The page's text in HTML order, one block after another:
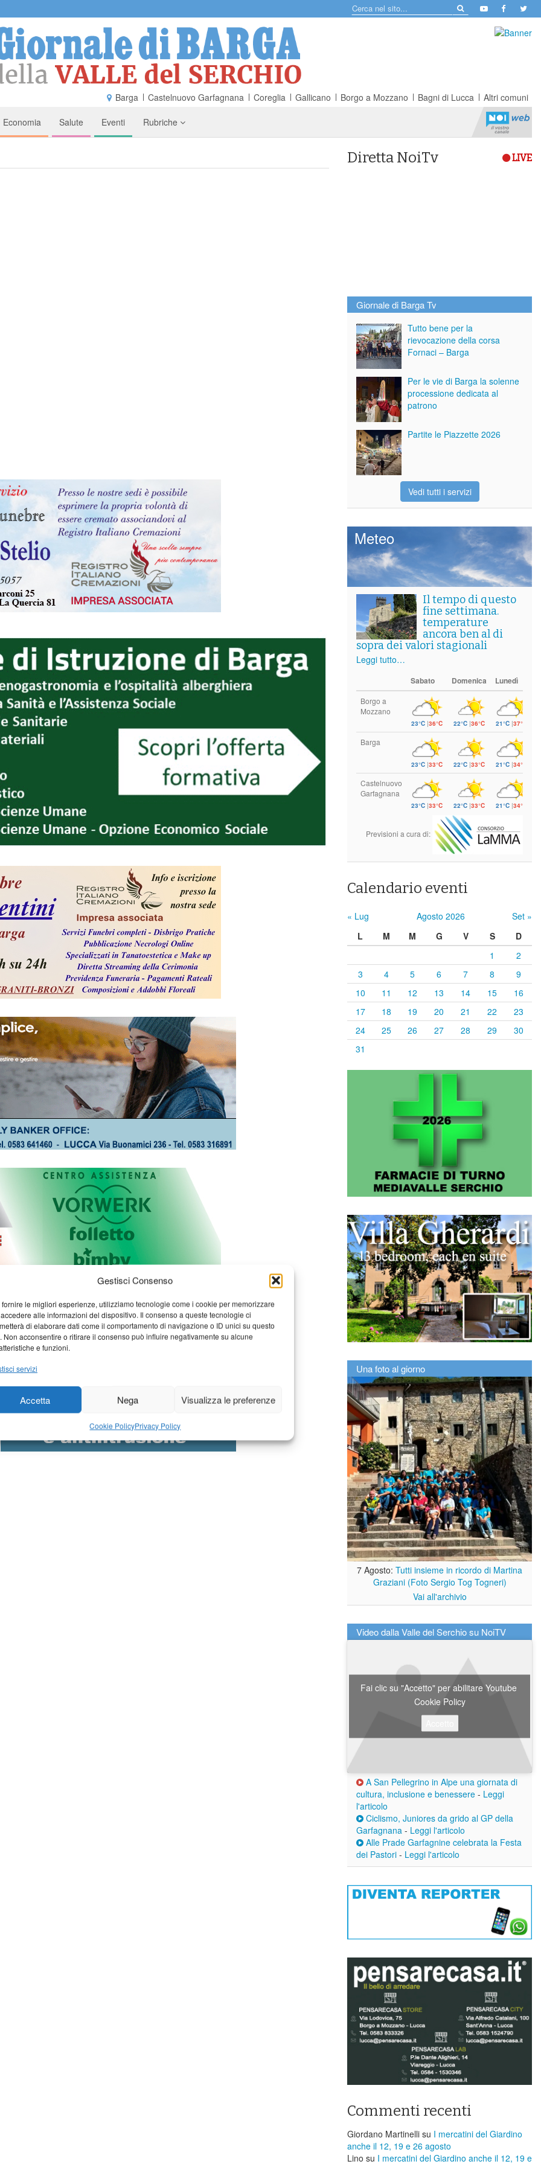
Gestisci Consenso
fornire le migliori esperienze, utilizziamo tecnologie come i cookie per memorizzare
alle informazioni del dispositivo. Il consenso a queste tecnologie ci
di elaborare dati come il comportamento di navigazione o ID unici su questo
Non acconsentire o ritirare il consenso può influire negativamente su alcune
e funzioni.
servizi
Accetta Nega Visualizza le preferenze
Cookie PolicyPrivacy Policy
Barga Castelnuovo Garfagnana Coreglia Gallicano Borgo a Mozzano Bagni di Lucca Altri comuni
Economia Salute Eventi Rubriche
Diretta NoiTv LIVE
Giornale di Barga Tv
Tutto bene per la
rievocazione della corsa
Fornaci – Barga
Per le vie di Barga la solenne
processione dedicata al
patrono
Partite le Piazzette 2026
Vedi tutti i servizi
Meteo
Il tempo di questo
fine settimana.
temperature
ancora ben al di
sopra dei valori stagionali
Leggi tutto…
Sabato Domenica Lunedì
Borgo a
Mozzano
23°C |36°C 22°C |36°C 21°C |37°C
Barga
23°C |33°C 22°C |33°C 21°C |34°C
Castelnuovo
Garfagnana
23°C |33°C 22°C |33°C 21°C |34°C
Previsioni a cura di:
Calendario eventi
« Lug Agosto 2026
Set »
L
M M G V S
D
1
2
3
4 5 6 7 8
9
10
11 12 13 14 15
16
17
18 19 20 21 22
23
24
25 26 27 28 29
30
31
Una foto al giorno
7 Agosto: Tutti insieme in ricordo di Martina
Graziani (Foto Sergio Tog Togneri)
Vai all'archivio
Video dalla Valle del Serchio su NoiTV
Fai clic su "Accetto" per abilitare Youtube
Cookie Policy
A San Pellegrino in Alpe una giornata di
cultura, inclusione e benessere - Leggi
l'articolo
Ciclismo, Juniores da grido al GP della
Garfagnana - Leggi l'articolo
Alle Prade Garfagnine celebrata la Festa
dei Pastori - Leggi l'articolo
Commenti recenti
Giordano Martinelli su I mercatini del Giardino
anche il 12, 19 e 26 agosto
Lino su I mercatini del Giardino anche il 12, 19 e